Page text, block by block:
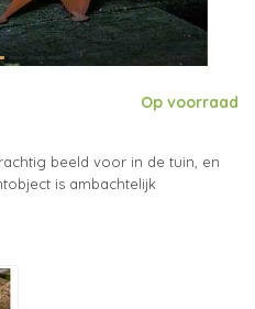
Op voorraad
beeld voor in de tuin, en
is ambachtelijk